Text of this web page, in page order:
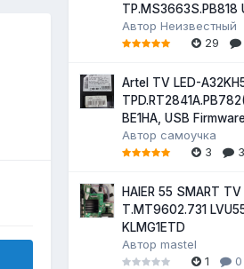
TP.MS3663S.PB818
АвторНеизвестный
29
Artel TV LED-
BE1HA, USB
Автор самоучка
3
3
HAIER 55 SMART TV
T.MT9602.731
KLMG1ETD
Авторmastel
1
0